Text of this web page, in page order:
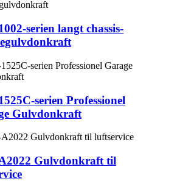
serien langt chassis-
serien Professionel
Gulvdonkraft
Gulvdonkraft til